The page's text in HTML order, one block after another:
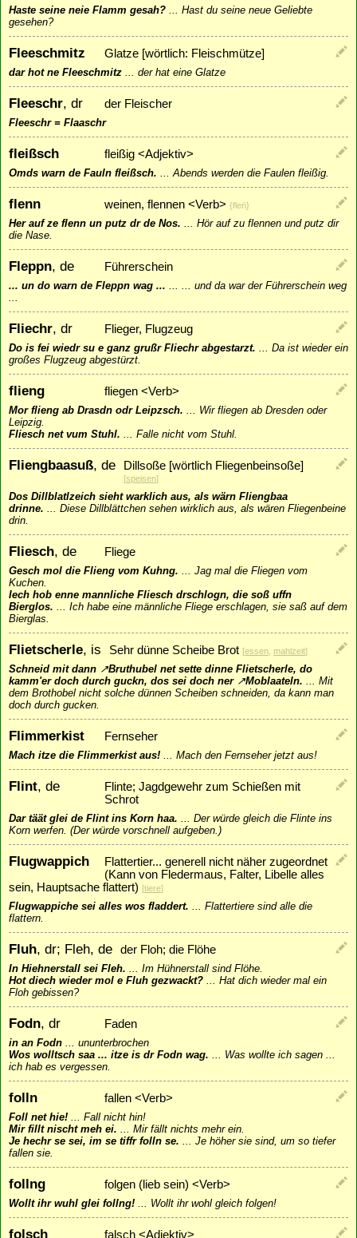
Haste seine neie Flamm gesah? ... Hast du seine neue Geliebte
gesehen?
Fleeschmitz Glatze [wörtlich: Fleischmütze]
dar hot ne Fleeschmitz ... der hat eine Glatze
Fleeschr, dr der Fleischer
Fleeschr = Flaaschr
fleißsch fleißig <Adjektiv>
Omds warn de Fauln fleißsch. ...Abends werden die Faulen fleißig.
flenn weinen, flennen <Verb> {fleṅ}
Her auf ze flenn un putz dr de Nos. ... Hör auf zu flennen und putz dir
die Nase.
Fleppn, de Führerschein
... un do warn de Fleppn wag ... ... ... und da war der Führerschein weg
...
Fliechr, dr Flieger, Flugzeug
Do is fei wiedr su e ganz grußr Fliechr abgestarzt. ... Da ist wieder ein
großes Flugzeug abgestürzt.
flieng fliegen <Verb>
Mor flieng ab Drasdn odr Leipzsch. ... Wir fliegen ab Dresden oder
Leipzig.
Fliesch net vum Stuhl. ... Falle nicht vom Stuhl.
Fliengbaasuß, de Dillsoße [wörtlich Fliegenbeinsoße]
[speisen]
Dos Dillblatlzeich sieht warklich aus, als wärn Fliengbaa
drinne. ... Diese Dillblättchen sehen wirklich aus, als wären Fliegenbeine
drin.
Fliesch, de Fliege
Gesch mol die Flieng vom Kuhng. ... Jag mal die Fliegen vom
Kuchen.
Iech hob enne mannliche Fliesch drschlogn, die soß uffn
Bierglos. ... Ich habe eine männliche Fliege erschlagen, sie saß auf dem
Bierglas.
Flietscherle, is Sehr dünne Scheibe Brot [essen, mahlzeit]
Schneid mit dann ↗Bruthubel net sette dinne Flietscherle, do
kamm'er doch durch guckn, dos sei doch ner ↗Moblaateln. ... Mit
dem Brothobel nicht solche dünnen Scheiben schneiden, da kann man
doch durch gucken.
Flimmerkist Fernseher
Mach itze die Flimmerkist aus! ... Mach den Fernseher jetzt aus!
Flint, de
Flinte; Jagdgewehr zum Schießen mit
Schrot
Dar täät glei de Flint ins Korn haa. ... Der würde gleich die Flinte ins
Korn werfen. (Der würde vorschnell aufgeben.)
Flugwappich
Flattertier... generell nicht näher zugeordnet
(Kann von Fledermaus, Falter, Libelle alles
sein, Hauptsache flattert) [tiere]
Flugwappiche sei alles wos fladdert. ... Flattertiere sind alle die
flattern.
Fluh, dr; Fleh, de der Floh; die Flöhe
In Hiehnerstall sei Fleh. ... Im Hühnerstall sind Flöhe.
Hot diech wieder mol e Fluh gezwackt? ... Hat dich wieder mal ein
Floh gebissen?
Fodn, dr Faden
in an Fodn ... ununterbrochen
Wos wolltsch saa ... itze is dr Fodn wag. ... Was wollte ich sagen ...
ich hab es vergessen.
folln fallen <Verb>
Foll net hie! ... Fall nicht hin!
Mir fillt nischt meh ei. ... Mir fällt nichts mehr ein.
Je hechr se sei, im se tiffr folln se. ... Je höher sie sind, um so tiefer
fallen sie.
follng folgen (lieb sein) <Verb>
Wollt ihr wuhl glei follng! ... Wollt ihr wohl gleich folgen!
folsch falsch <Adjektiv>